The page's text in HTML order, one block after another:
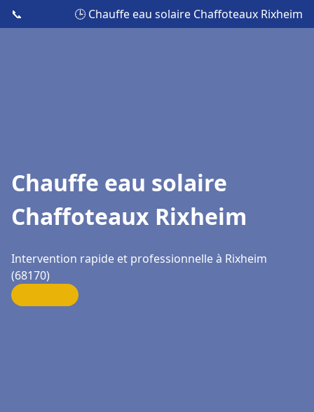
📞 🕒 Chauffe eau solaire Chaffoteaux Rixheim
Chauffe eau solaire
Chaffoteaux Rixheim
Intervention rapide et professionnelle à Rixheim
(68170)